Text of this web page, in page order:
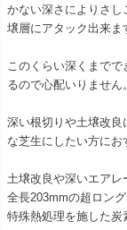
かない深さによりさし
壌層にアタック出来ま
このくらい深くまで
るので心配いりません。
深い根切りや土壌改
な芝生にしたい方にお
土壌改良や深いエアレ
全長203mmの超ロン
特殊熱処理を施した炭